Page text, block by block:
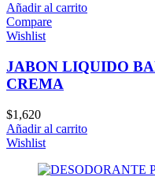
Añadir al carrito
Compare
Wishlist
JABON LIQUIDO
CREMA
$1,620
Añadir al carrito
Wishlist